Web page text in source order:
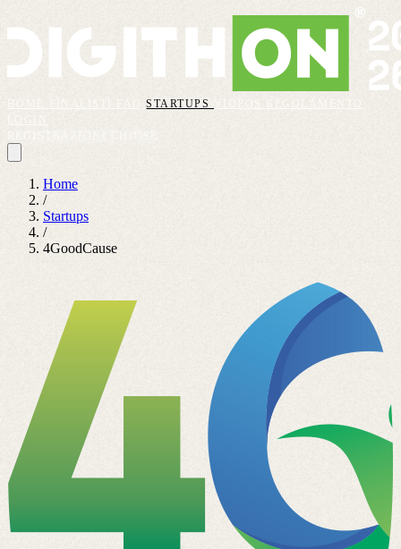
FAQSTARTUPS VIDEOS
REGOLAMENTO
Home
/
Startups
/
4GoodCause